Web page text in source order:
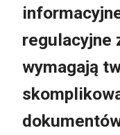
regulacyjne
wymagają